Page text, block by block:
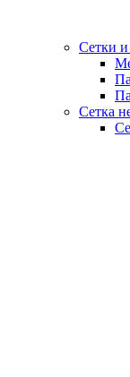
Cетки
Сетка